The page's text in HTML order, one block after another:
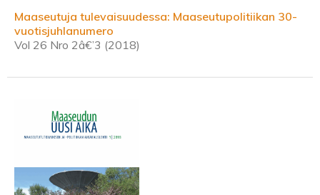
Maaseutuja tulevaisuudessa: Maaseutupolitiikan 30-
vuotisjuhlanumero
Vol 26 Nro 2â€’3 (2018)